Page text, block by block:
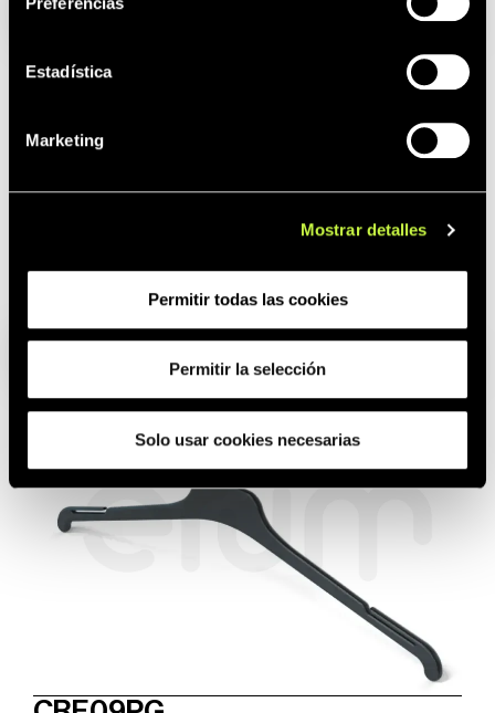
Estadística
Marketing
Mostrar detalles
Permitir todas las cookies
Permitir la selección
Solo usar cookies necesarias